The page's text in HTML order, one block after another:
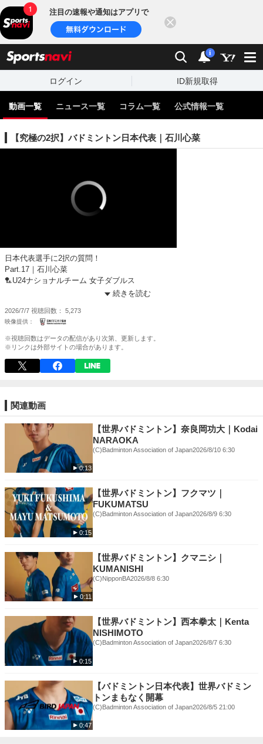
注目の速報や通知はアプリで
検索 通知
i
ログイン ID新規取得
動画一覧 ニュース一覧 コラム一覧 公式情報一覧
【究極の2択】バドミントン日本代表｜石川心菜
日本代表選手に2択の質問！
Part.17｜石川心菜
🏸U24ナショナルチーム 女子ダブルス
https://www.badminton.or.jp/national/player/view/153
あなたはどっち派？！
続きを読む
2026/7/7 視聴回数 5,273
※視聴回数はデータの配信があり次第、更新します。
※リンクは外部サイトの場合があります。
関連動画
0:13
【世界バドミントン】奈良岡功大｜Kodai
NARAOKA
(C)Badminton Association of Japan2026/8/10 6:30
0:15
【世界バドミントン】フクマツ｜
FUKUMATSU
(C)Badminton Association of Japan2026/8/9 6:30
0:11
【世界バドミントン】クマニシ｜
KUMANISHI
(C)NipponBA2026/8/8 6:30
0:15
【世界バドミントン】西本拳太｜Kenta
NISHIMOTO
(C)Badminton Association of Japan2026/8/7 6:30
0:47
【バドミントン日本代表】世界バドミン
トンまもなく開幕
(C)Badminton Association of Japan2026/8/5 21:00